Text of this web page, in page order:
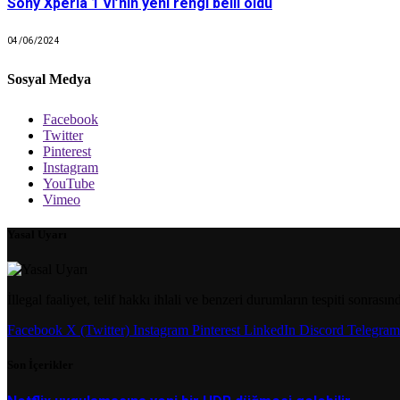
04/06/2024
Sosyal Medya
Facebook
Twitter
Pinterest
Instagram
YouTube
Vimeo
Facebook X (Twitter) Instagram Pinterest LinkedIn Discord Telegram